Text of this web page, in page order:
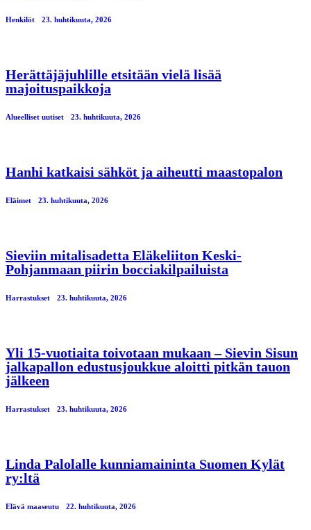
Henkilöt 23. huhtikuuta, 2026
Herättäjäjuhlille etsitään vielä lisää
majoituspaikkoja
Alueelliset uutiset 23. huhtikuuta, 2026
Hanhi katkaisi sähköt ja aiheutti maastopalon
Eläimet 23. huhtikuuta, 2026
Sieviin mitalisadetta Eläkeliiton Keski-
Pohjanmaan piirin bocciakilpailuista
Harrastukset 23. huhtikuuta, 2026
Yli 15-vuotiaita toivotaan mukaan – Sievin Sisun
jalkapallon edustusjoukkue aloitti pitkän tauon
jälkeen
Harrastukset 23. huhtikuuta, 2026
Linda Palolalle kunniamaininta Suomen Kylät
ry:ltä
Elävä maaseutu 22. huhtikuuta, 2026